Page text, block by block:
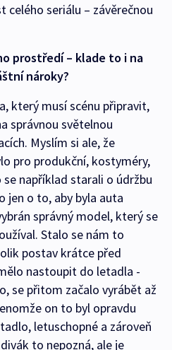
celého seriálu – závěrečnou
prostředí – klade to i na
nároky?
který musí scénu připravit,
správnou světelnou
Myslím si ale, že
pro produkční, kostyméry,
například starali o údržbu
jen o to, aby byla auta
správný model, který se
Stalo se nám to
postav krátce před
nastoupit do letadla -
se přitom začalo vyrábět až
on to byl opravdu
letuschopné a zároveň
to nepozná, ale je